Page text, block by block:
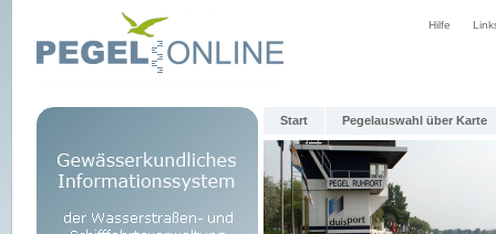
Hilfe
Start Pegelauswahl über Karte